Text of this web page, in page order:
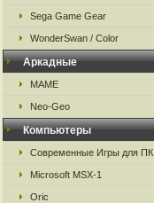
Sega Game Gear
WonderSwan / Color
Аркадные
MAME
Neo-Geo
Компьютеры
Современные Игры для ПК
Microsoft MSX-1
Oric